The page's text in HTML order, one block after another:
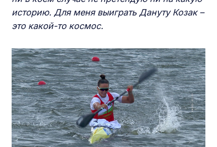
историю. Для меня выиграть Дануту Козак –
это какой-то космос.